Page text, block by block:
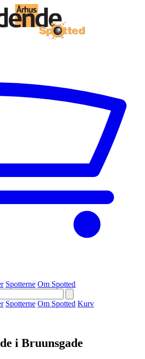
Spotterne Om Spotted
Spotterne Om Spotted Kurv
i Bruunsgade